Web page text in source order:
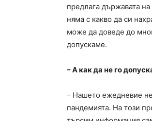
предлага държавата
няма с какво да си
може да доведе до
допускаме.
– А как да не го
– Нашето ежедневие
пандемията. На този